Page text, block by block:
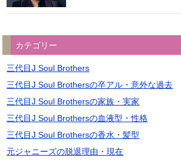
カテゴリー
三代目J Soul Brothers
三代目J Soul Brothersの卒アル・意外な過去
三代目J Soul Brothersの家族・実家
三代目J Soul Brothersの血液型・性格
三代目J Soul Brothersの香水・髪型
元ジャニーズの脱退理由・現在